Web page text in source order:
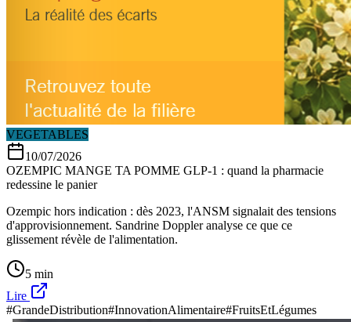
VEGETABLES
10/07/2026
OZEMPIC MANGE TA POMME GLP-1 : quand la pharmacie
redessine le panier
Ozempic hors indication : dès 2023, l'ANSM signalait des tensions
d'approvisionnement. Sandrine Doppler analyse ce que ce
glissement révèle de l'alimentation.
5 min
Lire
#GrandeDistribution#InnovationAlimentaire#FruitsEtLégumes